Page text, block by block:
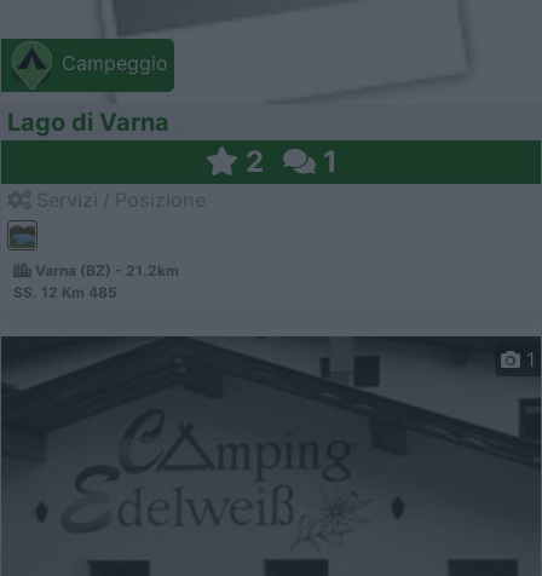
Campeggio
Lago di Varna
2 1
Varna (BZ) - 21.2km
SS. 12 Km 485
1